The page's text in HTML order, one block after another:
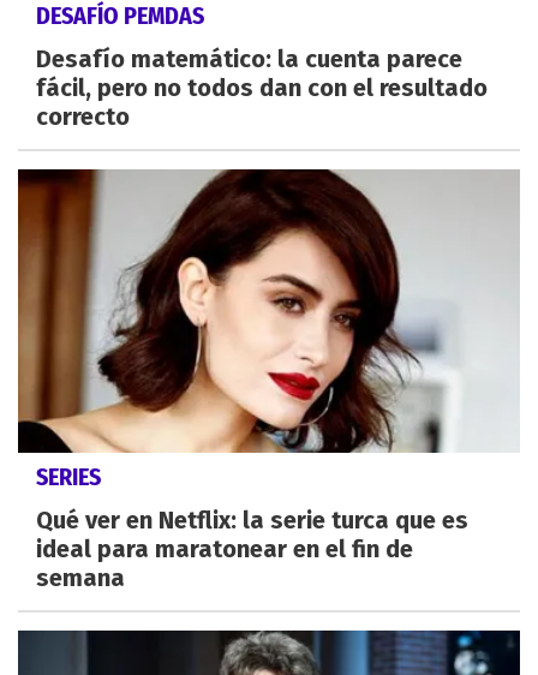
DESAFÍO PEMDAS
Desafío matemático: la cuenta parece
fácil, pero no todos dan con el resultado
correcto
SERIES
Qué ver en Netflix: la serie turca que es
ideal para maratonear en el fin de
semana